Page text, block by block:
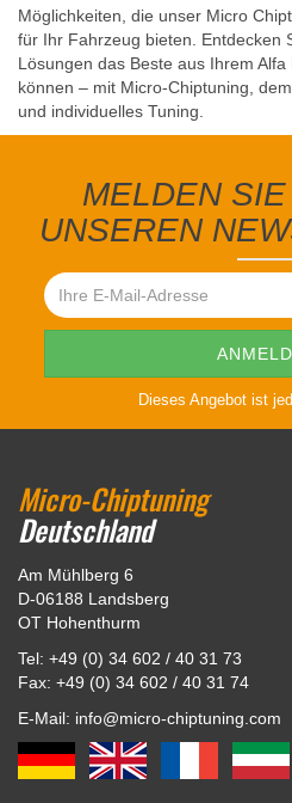
Möglichkeiten, die unser Micro
für Ihr Fahrzeug bieten. Entdecken
Lösungen das Beste aus Ihrem
können – mit Micro-Chiptuning,
und individuelles Tuning.
MELDEN
UNSEREN
Dieses Angebot ist
Micro-Chiptuning
Deutschland
Am Mühlberg 6
D-06188 Landsberg
OT Hohenthurm
Tel: +49 (0) 34 602 / 40 31 73
Fax: +49 (0) 34 602 / 40 31 74
E-Mail: info@micro-chiptuning.com